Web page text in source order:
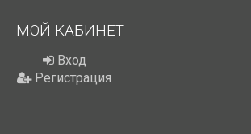
МОЙ КАБИНЕТ
Вход
Регистрация